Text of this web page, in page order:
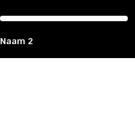
Naam 2